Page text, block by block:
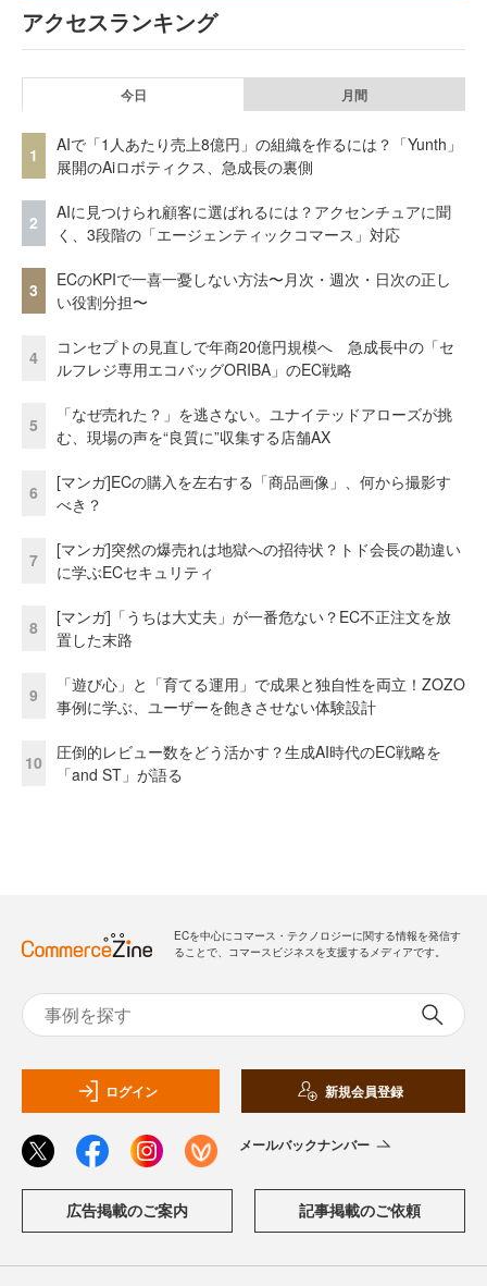
アクセスランキング
今日 月間
1
AIで「1人あたり売上8億円」の組織を作るには？「Yunth」
展開のAiロボティクス、急成長の裏側
2
AIに見つけられ顧客に選ばれるには？アクセンチュアに聞
く、3段階の「エージェンティックコマース」対応
3
ECのKPIで一喜一憂しない方法〜月次・週次・日次の正し
い役割分担〜
4
コンセプトの見直しで年商20億円規模へ 急成長中の「セ
ルフレジ専用エコバッグORIBA」のEC戦略
5
「なぜ売れた？」を逃さない。ユナイテッドアローズが挑
む、現場の声を“良質に”収集する店舗AX
6
[マンガ]ECの購入を左右する「商品画像」、何から撮影す
べき？
7
[マンガ]突然の爆売れは地獄への招待状？トド会長の勘違い
に学ぶECセキュリティ
8
[マンガ]「うちは大丈夫」が一番危ない？EC不正注文を放
置した末路
9
「遊び心」と「育てる運用」で成果と独自性を両立！ZOZO
事例に学ぶ、ユーザーを飽きさせない体験設計
10
圧倒的レビュー数をどう活かす？生成AI時代のEC戦略を
「and ST」が語る
ECを中心にコマース・テクノロジーに関する情報を発信す
ることで、コマースビジネスを支援するメディアです。
ログイン 新規会員登録
メールバックナンバー
広告掲載のご案内 記事掲載のご依頼